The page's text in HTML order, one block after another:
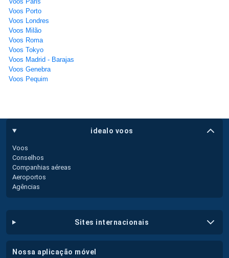
Voos Porto
Voos Londres
Voos Milão
Voos Roma
Voos Tokyo
Voos Madrid - Barajas
Voos Genebra
Voos Pequim
idealo voos
Voos
Conselhos
Companhias aéreas
Aeroportos
Agências
sites internacionais
nossa aplicação móvel